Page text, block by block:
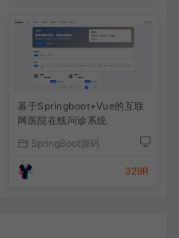
基于Springboot+Vue的互联
网医院在线问诊系统
SpringBoot源码
329R